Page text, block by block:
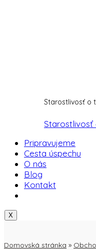
Starostlivosť o
Starostlivosť
Pripravujeme
Cesta úspechu
O nás
Blog
Kontakt
X
Domovská stránka »